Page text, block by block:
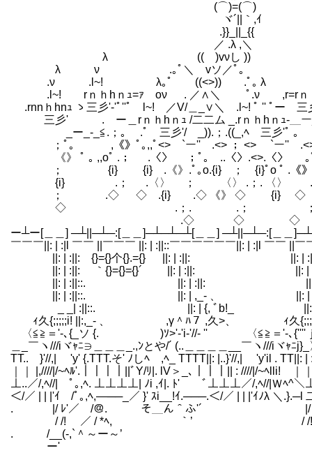
(⌒)=(⌒)
ヾ´||｀,ｲ
.}}_||_{{
／ .λ ,＼
λ (( )vνし ))
λ ν .｡ﾟ＼ゞvソ／ﾟ
.ν .l~! λ｡ﾟ ((<>)) .ﾟ｡ λ
.l~! rｎｈhｎｭ=ｧ oν . ／∧＼ ﾟ.ν ,r=rｎｈ
.rnnｈhnｭ ゝ三彡'-'ﾟ''ﾟ l~! ／V/＿_∨＼ .l~! ﾟ '' ﾟーゝ三
ゝ三彡' .ゞー＿rｎｈhｎｭ /
ゞ_ー_-_≦.；｡ .ﾟゝ三彡'/ゝ_)).；.((_,
；ﾟ｡ ,《》ﾟ｡,,ﾟ<> `ー'' .<> ； <> `
《》 ﾟ ｡ ,,oﾟ .； .〈〉 ；ﾟ｡ ..〈〉.<>.〈〉 ｡
； {i} {i} .《》.ﾟ｡o.{i} ； {i}ﾟo ﾟ .
{i} .； .〈〉 ； 〈〉 .；. 〈〉
； .◇ ◇ .{i} .◇ 《》 ◇ {i}
◇ .；. .；
.◇ ◇ ◇
ー┴ー[＿＿] ─┴||─┴─:[＿＿]─┴─┴─┴[＿＿] ─┴||─┴─:[＿＿
￣￣￣||: | :|l ￣￣ ||￣￣￣ ||: | :||::￣￣￣￣￣￣||: | :|l ￣￣ ||
||: | :||: {}={}个{}.={} ||: | :||: ||: |
||: | :||: ｀{}={}={}´ ||: | :||: ||: | :||:
||: | :||::. ||: | :||: ||:
||: | :||::. ||: | ,_- 、 ||: |
_ _| :||::. ||: | {, ﾞb!_ ||: |
ｨ久{;;;;;i! ||:,_- 、 ,γ＾ﾊ７ ,久>、 ｨ久
〈≦≧＝'-､{_ソ {. )ｿ>'-'i-'//- '' 〈≦≧＝'-､{''''ｊ
＿_￣ヽ///iヾｬﾆ∋＿＿＿_.,ﾝとや/´ (..＿＿＿＿__￣ヽ///iヾｬﾆ
ΤΤ.. }'//,| ゝ'y' {.ΤΤΤ.そ' ﾉしﾍゞ,ﾍ_ ΤΤΤΤ||: |..}'//,| ゝ'y'il . ΤΤ||: |
｜｜ |,////|/~ﾍﾙ'.｜｜｜｜||ﾞY/ﾘ|. lV＞_､｜｜｜|| : ////|/~ﾍlli!
⊥..／/,ﾍ//| ﾟ｡,ﾍ. ⊥⊥⊥⊥| ﾉi ,ｲ|. ﾄ' ￣ﾞ⊥⊥⊥／/,ﾍ//|Ｗﾍ^＼
＜/／ | | |'ｲ /ﾟ｡,ﾍ,―──_／ }' ｽi__!ｲ.───.＜/／ | | |'ｲﾉλ ＼
. |/ ﾚ'／ /＠. そ＿ん＾ふ'´ |/ ﾚ
/ /! ／ / *ﾍ, ｀’ / /! } ; ﾊ
. /__(-,`＾～ー～’
ー' ー'